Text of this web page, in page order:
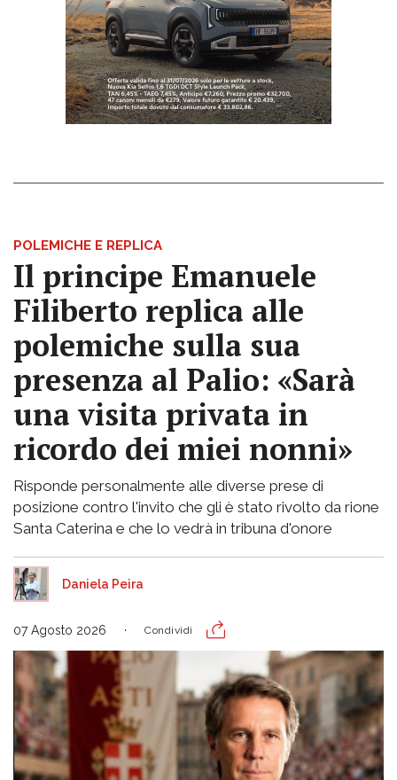
POLEMICHE E REPLICA
Il principe Emanuele
Filiberto replica alle
polemiche sulla sua
presenza al Palio: «Sarà
una visita privata in
ricordo dei miei nonni»
Risponde personalmente alle diverse prese di
posizione contro l'invito che gli è stato rivolto da rione
Santa Caterina e che lo vedrà in tribuna d'onore
Daniela Peira
07 Agosto 2026 Condividi